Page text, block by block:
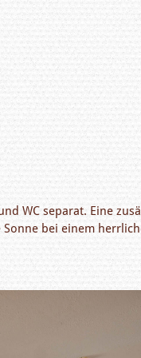
WC separat. Eine
bei einem